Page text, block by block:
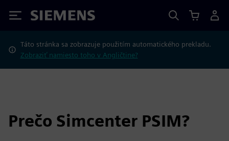
Siemens
Táto stránka sa zobrazuje použitím automatického prekladu.
Zobraziť namiesto toho v Angličtine?
Prečo Simcenter PSIM?